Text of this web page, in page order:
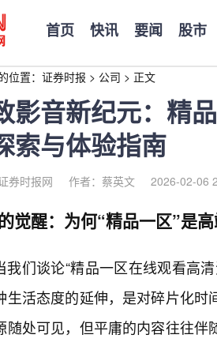
首页 快讯 要闻 股市
位置： 证券时报 > 公司 > 正文
影音新纪元：精
索与体验指南
券时报网 作者：蔡英文 2026-02-06
觉醒：为何“精品一区”是
我们谈论“精品一区在线观看高
生活态度的延伸，是对碎片化
随处可见，但平庸的内容往往